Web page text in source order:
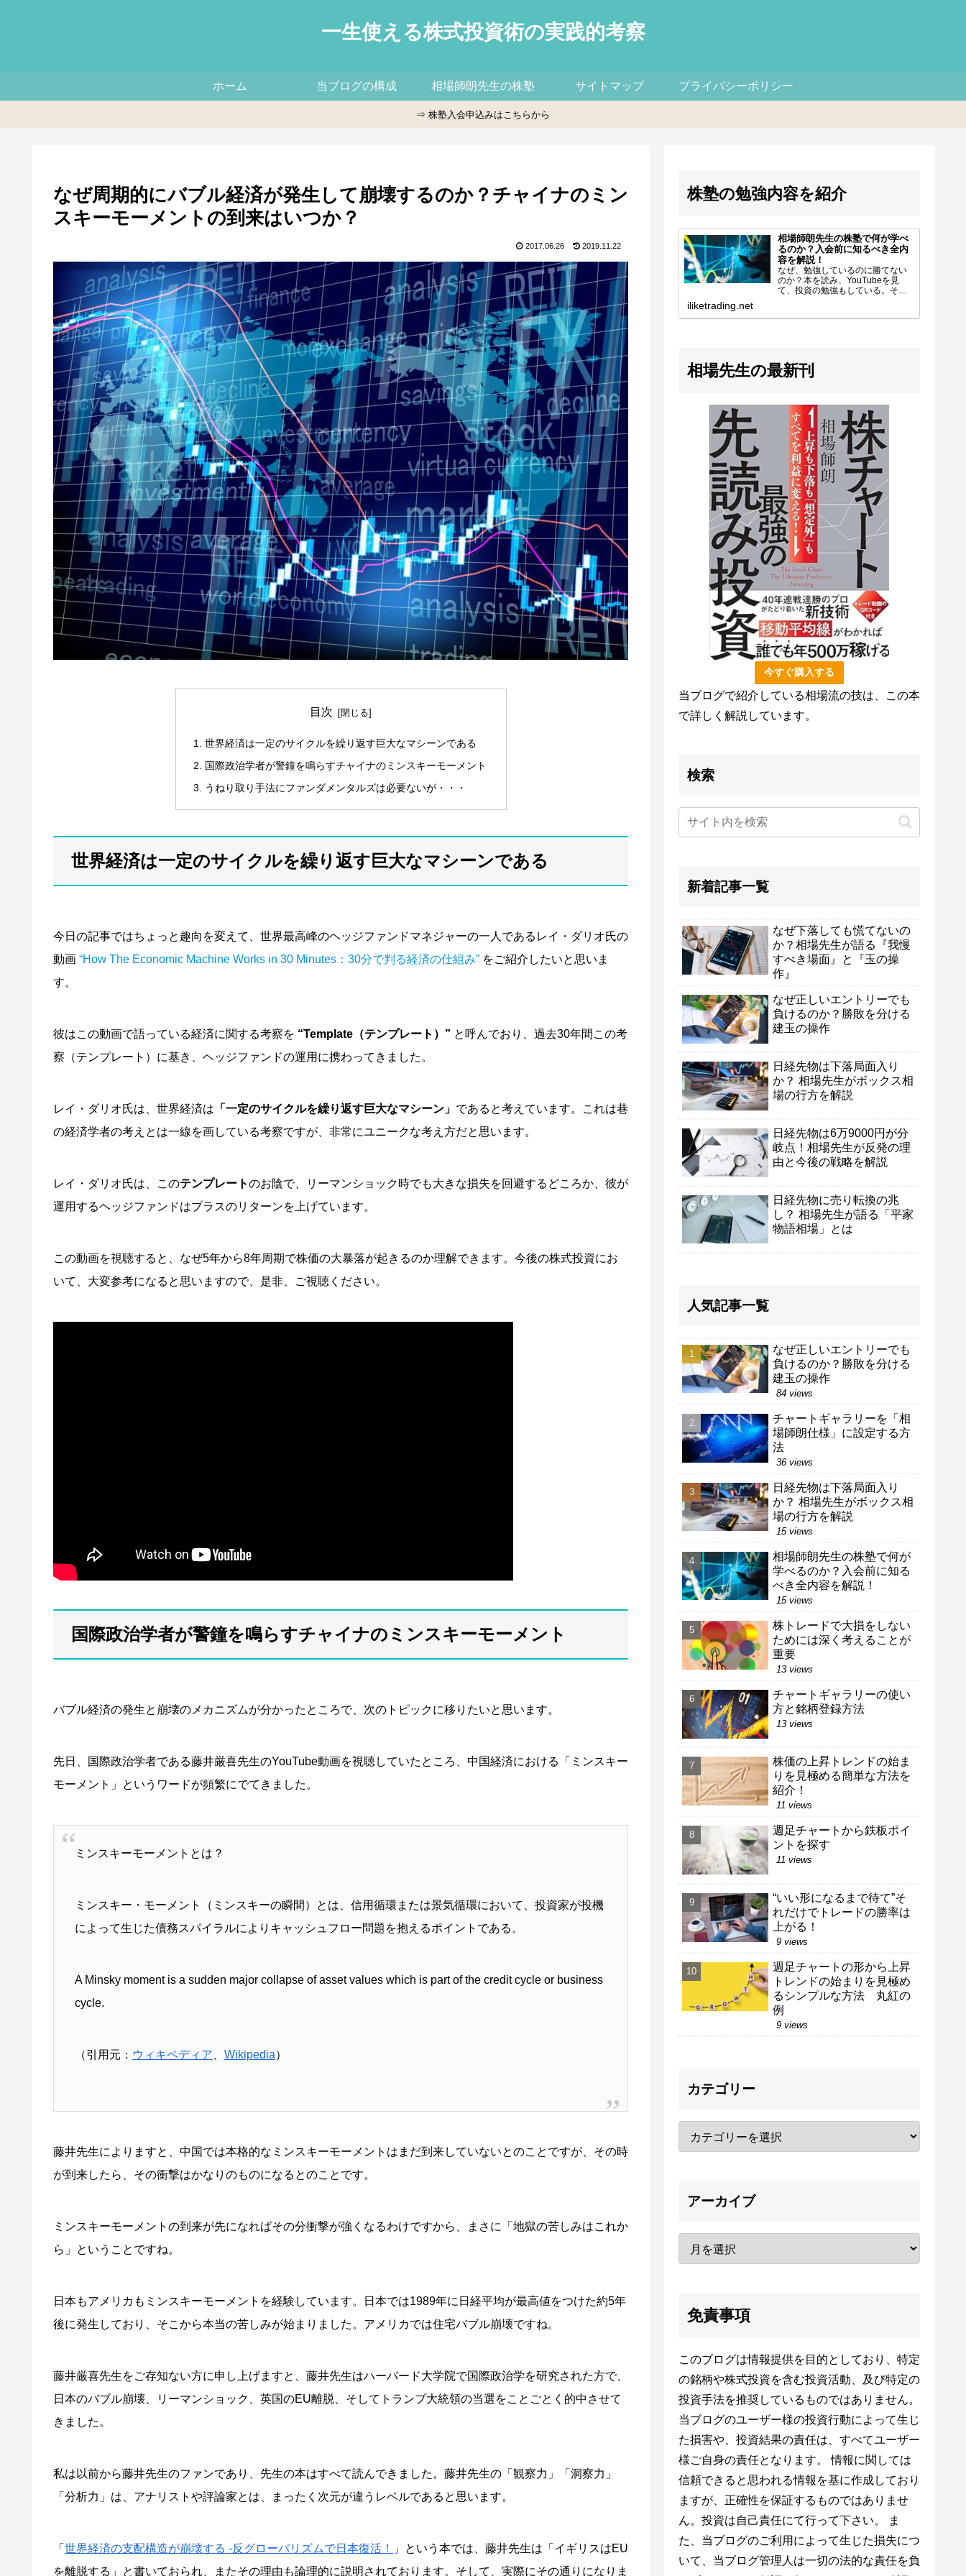
一生使える株式投資術の実践的考察
ホーム 当ブログの構成 相場師朗先生の株塾 サイトマップ プライバシーポリシー
⇒ 株塾入会申込みはこちらから
なぜ周期的にバブル経済が発生して崩壊するのか？チャイナのミン
スキーモーメントの到来はいつか？
2017.06.26 2019.11.22
目次
世界経済は一定のサイクルを繰り返す巨大なマシーンである
国際政治学者が警鐘を鳴らすチャイナのミンスキーモーメント
うねり取り手法にファンダメンタルズは必要ないが・・・
世界経済は一定のサイクルを繰り返す巨大なマシーンである
今日の記事ではちょっと趣向を変えて、世界最高峰のヘッジファンドマネジャーの一人であるレイ・ダリオ氏の
動画 “How The Economic Machine Works in 30 Minutes：30分で判る経済の仕組み” をご紹介したいと思いま
す。
彼はこの動画で語っている経済に関する考察を “Template（テンプレート）” と呼んでおり、過去30年間この考
察（テンプレート）に基き、ヘッジファンドの運用に携わってきました。
レイ・ダリオ氏は、世界経済は 「一定のサイクルを繰り返す巨大なマシーン」 であると考えています。これは巷
の経済学者の考えとは一線を画している考察ですが、非常にユニークな考え方だと思います。
レイ・ダリオ氏は、このテンプレートのお陰で、リーマンショック時でも大きな損失を回避するどころか、彼が
運用するヘッジファンドはプラスのリターンを上げています。
この動画を視聴すると、なぜ5年から8年周期で株価の大暴落が起きるのか理解できます。今後の株式投資にお
いて、大変参考になると思いますので、是非、ご視聴ください。
国際政治学者が警鐘を鳴らすチャイナのミンスキーモーメント
バブル経済の発生と崩壊のメカニズムが分かったところで、次のトピックに移りたいと思います。
先日、国際政治学者である藤井厳喜先生のYouTube動画を視聴していたところ、中国経済における「ミンスキー
モーメント」というワードが頻繁にでてきました。
ミンスキーモーメントとは？
ミンスキー・モーメント（ミンスキーの瞬間）とは、信用循環または景気循環において、投資家が投機
によって生じた債務スパイラルによりキャッシュフロー問題を抱えるポイントである。
A Minsky moment is a sudden major collapse of asset values which is part of the credit cycle or business
cycle.
（引用元： ウィキペディア Wikipedia）
藤井先生によりますと、中国では本格的なミンスキーモーメントはまだ到来していないとのことですが、その時
が到来したら、その衝撃はかなりのものになるとのことです。
ミンスキーモーメントの到来が先になればその分衝撃が強くなるわけですから、まさに「地獄の苦しみはこれか
ら」ということですね。
日本もアメリカもミンスキーモーメントを経験しています。日本では1989年に日経平均が最高値をつけた約5年
後に発生しており、そこから本当の苦しみが始まりました。アメリカでは住宅バブル崩壊ですね。
藤井厳喜先生をご存知ない方に申し上げますと、藤井先生はハーバード大学院で国際政治学を研究された方で、
日本のバブル崩壊、リーマンショック、英国のEU離脱、そしてトランプ大統領の当選をことごとく的中させて
きました。
私は以前から藤井先生のファンであり、先生の本はすべて読んできました。藤井先生の「観察力」「洞察力」
「分析力」は、アナリストや評論家とは、まったく次元が違うレベルであると思います。
「 世界経済の支配構造が崩壊する -反グローバリズムで日本復活！
」という本では、藤井先生は「イギリスはEU
を離脱する」と書いておられ、またその理由も論理的に説明されております。そして、実際にその通りになりま
株塾の勉強内容を紹介
相場師朗先生の株塾で何が学べ
るのか？入会前に知るべき全内
容を解説！
なぜ、勉強しているのに勝てない
のか？本を読み、YouTubeを見
て、投資の勉強もしている。それ
がる」「チャートを見ても結局ど
iliketrading.net
相場先生の最新刊
今すぐ購入する
当ブログで紹介している相場流の技は、この本
で詳しく解説しています。
検索
新着記事一覧
なぜ下落しても慌てないの
か？相場先生が語る『我慢
すべき場面』と『玉の操
作』
なぜ正しいエントリーでも
負けるのか？勝敗を分ける
建玉の操作
日経先物は下落局面入り
か？ 相場先生がボックス相
場の行方を解説
日経先物は6万9000円が分
岐点！相場先生が反発の理
由と今後の戦略を解説
日経先物に売り転換の兆
し？ 相場先生が語る「平家
物語相場」とは
人気記事一覧
なぜ正しいエントリーでも
負けるのか？勝敗を分ける
建玉の操作
84 views
チャートギャラリーを「相
場師朗仕様」に設定する方
法
36 views
日経先物は下落局面入り
か？ 相場先生がボックス相
場の行方を解説
15 views
相場師朗先生の株塾で何が
学べるのか？入会前に知る
べき全内容を解説！
15 views
株トレードで大損をしない
ためには深く考えることが
重要
13 views
チャートギャラリーの使い
方と銘柄登録方法
13 views
株価の上昇トレンドの始ま
りを見極める簡単な方法を
紹介！
11 views
週足チャートから鉄板ポイ
ントを探す
11 views
“いい形になるまで待て”そ
れだけでトレードの勝率は
上がる！
9 views
週足チャートの形から上昇
トレンドの始まりを見極め
るシンプルな方法 丸紅の
例
9 views
カテゴリー
アーカイブ
免責事項
このブログは情報提供を目的としており、特定
の銘柄や株式投資を含む投資活動、及び特定の
投資手法を推奨しているものではありません。
当ブログのユーザー様の投資行動によって生じ
た損害や、投資結果の責任は、すべてユーザー
様ご自身の責任となります。 情報に関しては
信頼できると思われる情報を基に作成しており
ますが、正確性を保証するものではありませ
ん。投資は自己責任にて行って下さい。 ま
た、当ブログのご利用によって生じた損失につ
いて、当ブログ管理人は一切の法的な責任を負